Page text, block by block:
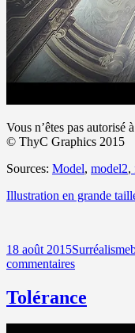
Vous n’êtes pas
© ThyC Graphics 2015
Sources: Model, model2,
Illustration en grande
Publié
le
18 août 2015Catégories
Surréalisme
commentairessur
passent,
Tolérance